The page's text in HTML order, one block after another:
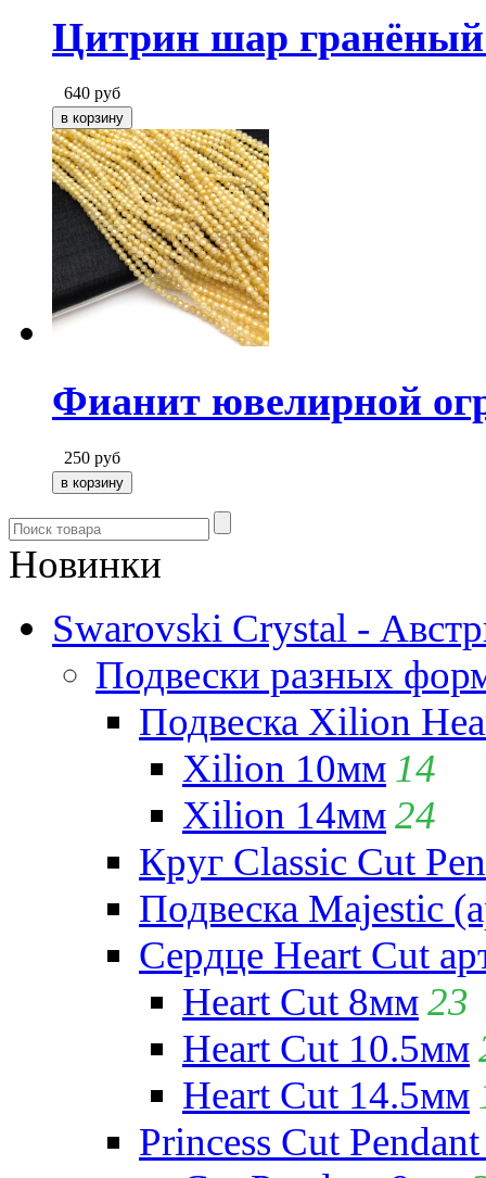
Цитрин шар
640 руб
Фианит ювелирной
250 руб
Новинки
Swarovski Crystal -
Подвески разных
Подвеска Xilion
Xilion 10мм 14
Xilion 14мм24
Круг Classic Cut
Подвеска Majestic
Сердце Heart Cut
Heart Cut 8мм23
Heart Cut 10.5мм
Heart Cut 14.5мм
Princess Cut